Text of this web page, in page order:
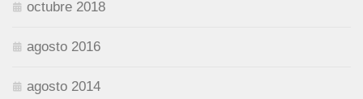
octubre 2018
agosto 2016
agosto 2014